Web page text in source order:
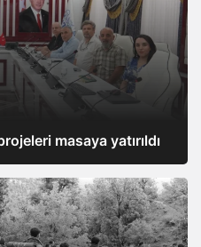
masaya yatırıldı